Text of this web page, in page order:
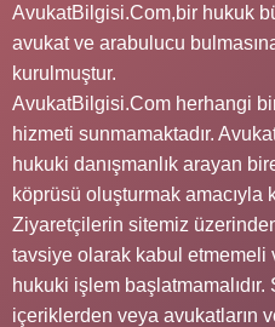
AvukatBilgisi.Com,bir hukuk
avukat ve arabulucu
kurulmuştur.
AvukatBilgisi.Com herhangi
hizmeti sunmamaktadır.
hukuki danışmanlık arayan
köprüsü oluşturmak amacıyla
Ziyaretçilerin sitemiz
tavsiye olarak kabul
hukuki işlem
içeriklerden veya avukatların